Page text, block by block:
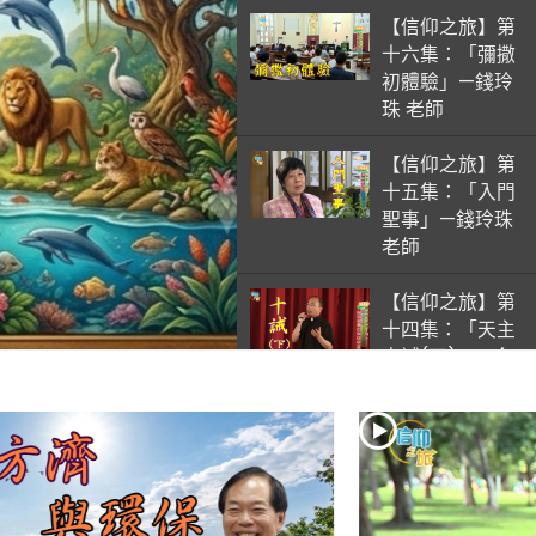
【信仰之旅】第
十六集：「彌撒
初體驗」—錢玲
珠 老師
【信仰之旅】第
十五集：「入門
聖事」—錢玲珠
老師
【信仰之旅】第
十四集：「天主
十誡(下)」—金
【信仰之旅】第
十三集：「天主
十誡(上)」—金
毓瑋 神父